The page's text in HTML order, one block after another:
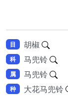
目 胡椒
科 马兜铃
属 马兜铃
种 大花马兜铃